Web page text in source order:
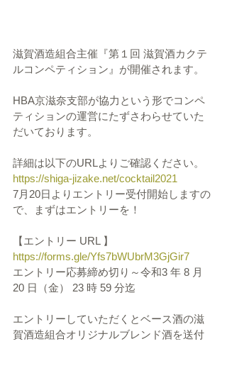
滋賀酒造組合主催『第１回 滋賀酒カクテ
ルコンペティション』が開催されます。
HBA京滋奈支部が協力という形でコンペ
ティションの運営にたずさわらせていた
だいております。
詳細は以下のURLよりご確認ください。
https://shiga-jizake.net/cocktail2021
7月20日よりエントリー受付開始しますの
で、まずはエントリーを！
【エントリー URL 】
https://forms.gle/Yfs7bWUbrM3GjGir7
エントリー応募締め切り～令和3 年 8 月
20 日（金） 23 時 59 分迄
エントリーしていただくとベース酒の滋
賀酒造組合オリジナルブレンド酒を送付